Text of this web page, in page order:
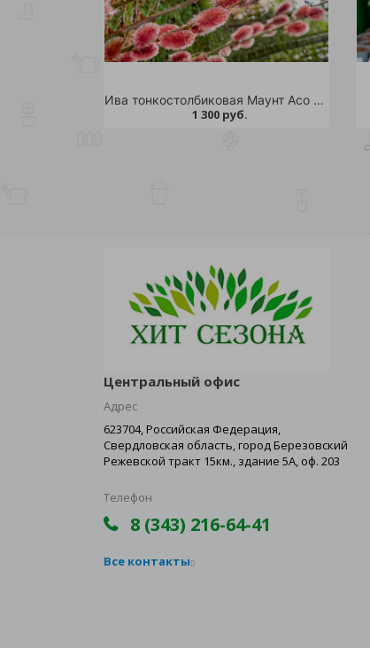
Ива тонкостолбиковая Маунт Асо С5 1шт /Salix gracilistyla Mt Aso
1 300 руб.
Центральный офис
Адрес
623704, Российская Федерация,
Свердловская область, город Березовский
Режевской тракт 15км., здание 5А, оф. 203
Телефон
8 (343) 216-64-41
Все контакты